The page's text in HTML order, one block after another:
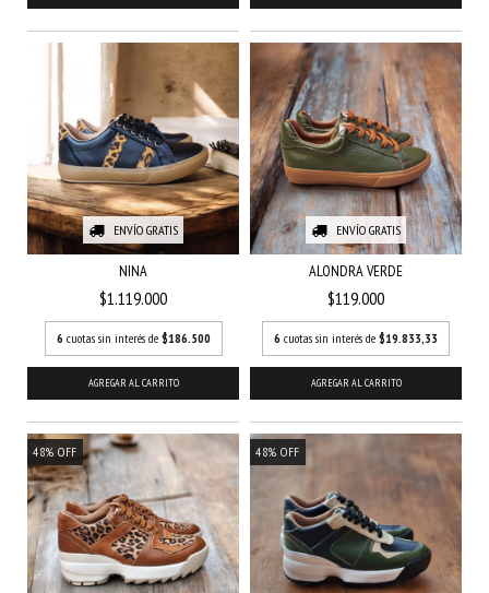
ENVÍO GRATIS
NINA
$1.119.000
6 cuotas sin interés de $186.500
AGREGAR AL CARRITO
ENVÍO GRATIS
ALONDRA VERDE
$119.000
6 cuotas sin interés de $19.833,33
AGREGAR AL CARRITO
48% OFF 48% OFF